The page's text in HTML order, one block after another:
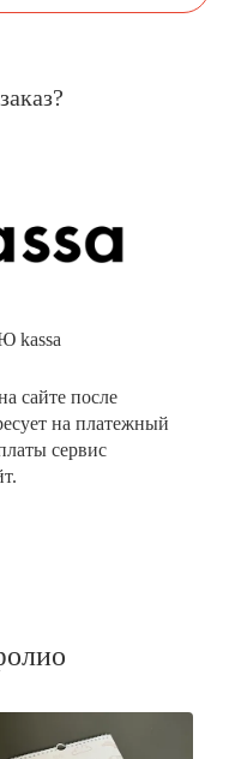
kassa
сайте после
на платежный
сервис